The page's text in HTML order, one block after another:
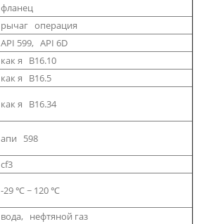
фланец
рычаг операция
API 599, API 6D
как я B16.10
как я B16.5
как я B16.34
апи 598
cf3
-29 ℃ ~ 120 ℃
вода, нефтяной газ